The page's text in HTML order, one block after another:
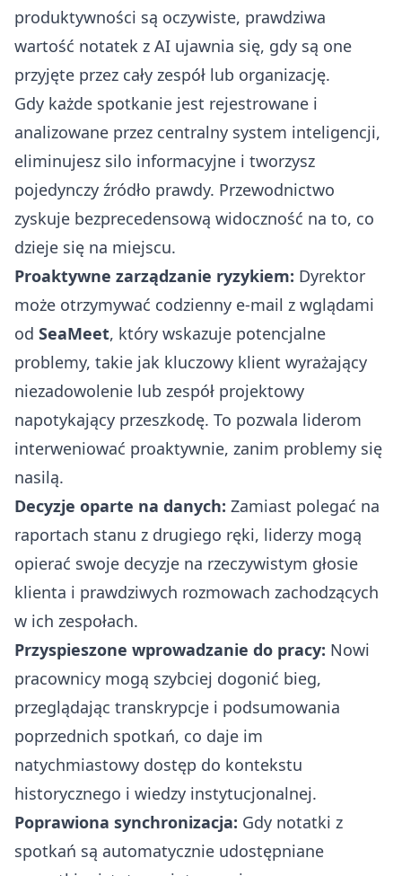
produktywności są oczywiste, prawdziwa
wartość notatek z AI ujawnia się, gdy są one
przyjęte przez cały zespół lub organizację.
Gdy każde spotkanie jest rejestrowane i
analizowane przez centralny system inteligencji,
eliminujesz silo informacyjne i tworzysz
pojedynczy źródło prawdy. Przewodnictwo
zyskuje bezprecedensową widoczność na to, co
dzieje się na miejscu.
Proaktywne zarządzanie ryzykiem: Dyrektor
może otrzymywać codzienny e-mail z wglądami
od SeaMeet, który wskazuje potencjalne
problemy, takie jak kluczowy klient wyrażający
niezadowolenie lub zespół projektowy
napotykający przeszkodę. To pozwala liderom
interweniować proaktywnie, zanim problemy się
nasilą.
Decyzje oparte na danych: Zamiast polegać na
raportach stanu z drugiego ręki, liderzy mogą
opierać swoje decyzje na rzeczywistym głosie
klienta i prawdziwych rozmowach zachodzących
w ich zespołach.
Przyspieszone wprowadzanie do pracy: Nowi
pracownicy mogą szybciej dogonić bieg,
przeglądając transkrypcje i podsumowania
poprzednich spotkań, co daje im
natychmiastowy dostęp do kontekstu
historycznego i wiedzy instytucjonalnej.
Poprawiona synchronizacja: Gdy notatki z
spotkań są automatycznie udostępniane